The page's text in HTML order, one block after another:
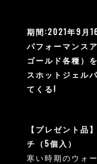
期間:2021年9月
パフォーマンス
ゴールド各種）
スホットジェル
てくる!
【プレゼント品
チ（5個入）
寒い時期のウォ